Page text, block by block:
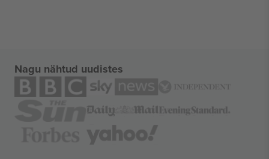
Nagu nähtud uudistes